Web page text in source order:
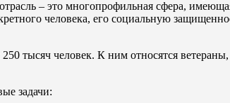
– это многопрофильная сфера,
человека, его социальную
тысяч человек. К ним относятся
задачи: